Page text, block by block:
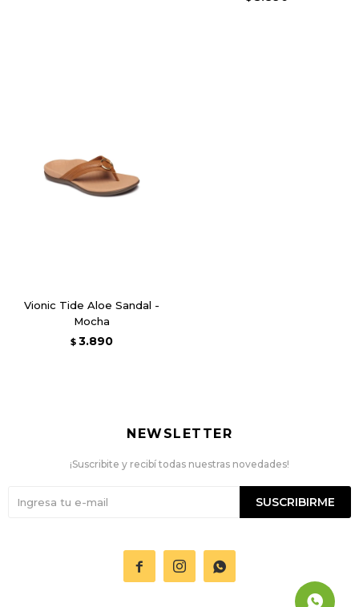
Vionic Tide Aloe Sandal -
Mocha
$ 3.890
  
NEWSLETTER
¡Suscribite y recibí todas nuestras novedades!
SUSCRIBIRME